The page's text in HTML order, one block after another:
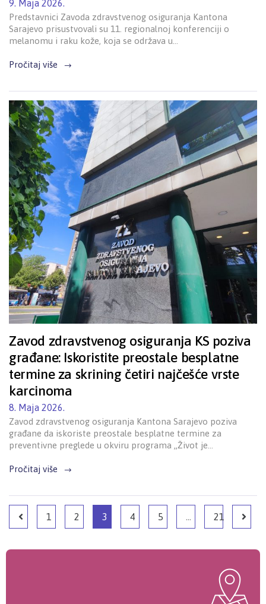
9. Maja 2026.
Predstavnici Zavoda zdravstvenog osiguranja Kantona
Sarajevo prisustvovali su 11. regionalnoj konferenciji o
melanomu i raku kože, koja se održava u…
Pročitaj više
Zavod zdravstvenog osiguranja KS poziva
građane: Iskoristite preostale besplatne
termine za skrining četiri najčešće vrste
karcinoma
8. Maja 2026.
Zavod zdravstvenog osiguranja Kantona Sarajevo poziva
građane da iskoriste preostale besplatne termine za
preventivne preglede u okviru programa „Život je…
Pročitaj više
1 2 3 4 5 … 21